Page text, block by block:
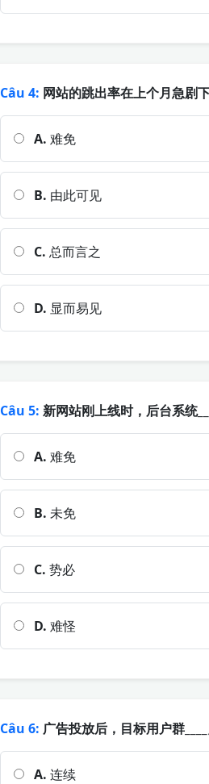
Câu 4: 网站的跳出率在上个月急剧
A. 难免
B. 由此可见
C. 总而言之
D. 显而易见
Câu 5: 新网站刚上线时，后台系统
A. 难免
B. 未免
C. 势必
D. 难怪
Câu 6: 广告投放后，目标用户群
A. 连续